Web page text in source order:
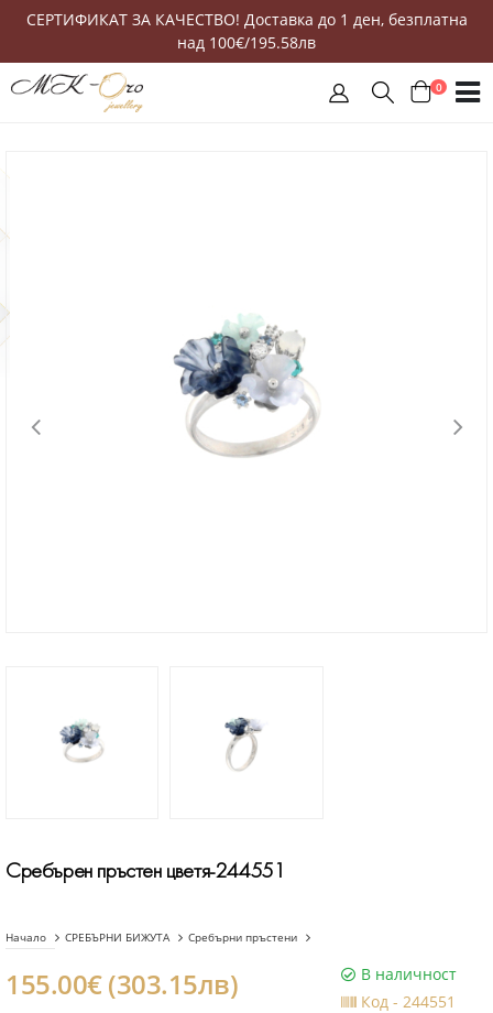
СЕРТИФИКАТ ЗА КАЧЕСТВО! Доставка до 1 ден, безплатна
над 100€/195.58лв
0
Сребърен пръстен цветя-244551
Начало СРЕБЪРНИ БИЖУТА Сребърни пръстени
155.00€ (303.15лв)
В наличност
Код -244551